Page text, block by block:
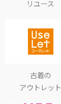
リユース
古着の
アウトレット